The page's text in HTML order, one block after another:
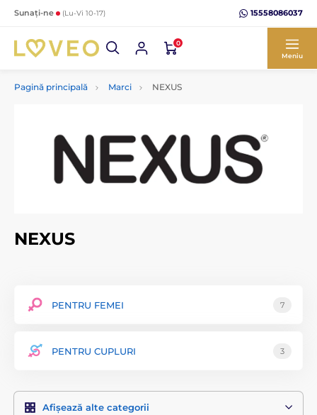
Sunați-ne (Lu-Vi 10-17) 15558086037
0
Meniu
Pagină principală Marci NEXUS
NEXUS
PENTRU FEMEI 7
PENTRU CUPLURI 3
Afișează alte categorii